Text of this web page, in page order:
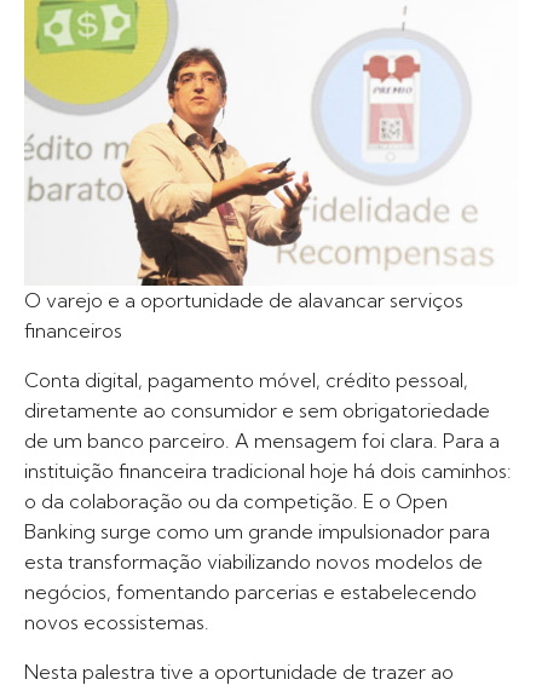
O varejo e a oportunidade de alavancar serviços
financeiros
Conta digital, pagamento móvel, crédito pessoal,
diretamente ao consumidor e sem obrigatoriedade
de um banco parceiro. A mensagem foi clara. Para a
instituição financeira tradicional hoje há dois caminhos:
o da colaboração ou da competição. E o Open
Banking surge como um grande impulsionador para
esta transformação viabilizando novos modelos de
negócios, fomentando parcerias e estabelecendo
novos ecossistemas.
Nesta palestra tive a oportunidade de trazer ao